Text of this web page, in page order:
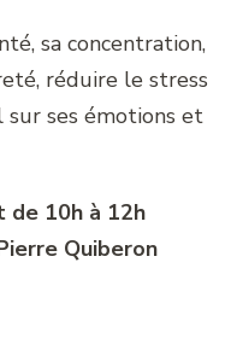
sa concentration,
réduire le stress
sur ses émotions et
de 10h à 12h
Quiberon